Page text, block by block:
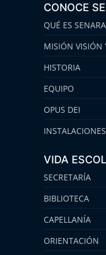
CONOCE
QUÉ ES SENARA
MISIÓN VISIÓN
HISTORIA
EQUIPO
OPUS DEI
INSTALACIONES
VIDA
SECRETARÍA
BIBLIOTECA
CAPELLANÍA
ORIENTACIÓN